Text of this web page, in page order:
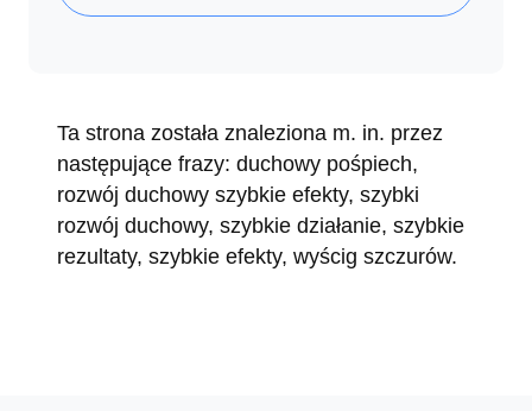
Ta strona została znaleziona m. in. przez
następujące frazy: duchowy pośpiech,
rozwój duchowy szybkie efekty, szybki
rozwój duchowy, szybkie działanie, szybkie
rezultaty, szybkie efekty, wyścig szczurów.